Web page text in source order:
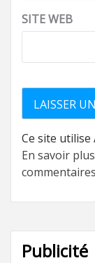
SITE WEB
Ce site
En savoir
Publicité